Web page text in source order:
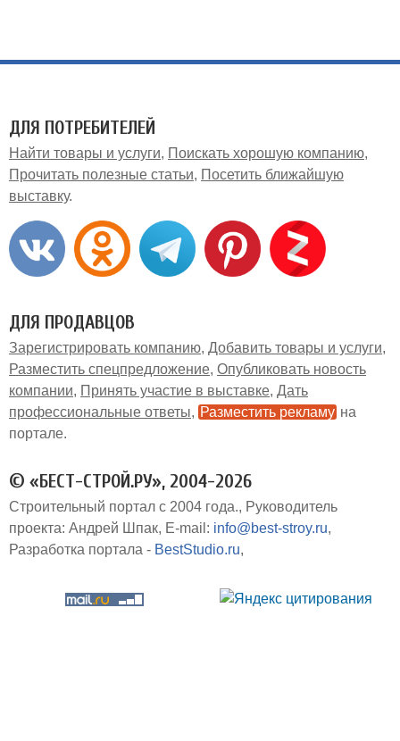
ДЛЯ ПОТРЕБИТЕЛЕЙ
Найти товары и услуги
Поискать хорошую компанию
Прочитать полезные статьи
Посетить ближайшую
выставку
ДЛЯ ПРОДАВЦОВ
Зарегистрировать компанию Добавить товары и услуги
Разместить спецпредложение Опубликовать новость
компании
Принять участие в выставке Дать
профессиональные ответы
Разместить рекламу на
портале
© «БЕСТ-СТРОЙ.РУ», 2004-2026
Строительный портал с 2004 года.
Руководитель
проекта: Андрей Шпак E-mail: info@best-stroy.ru
Разработка портала - BestStudio.ru